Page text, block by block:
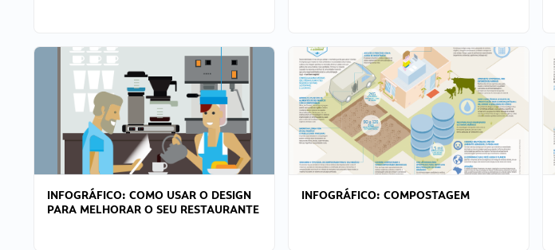
INFOGRÁFICO: COMO USAR O DESIGN
PARA MELHORAR O SEU RESTAURANTE
INFOGRÁFICO: COMPOSTAGEM